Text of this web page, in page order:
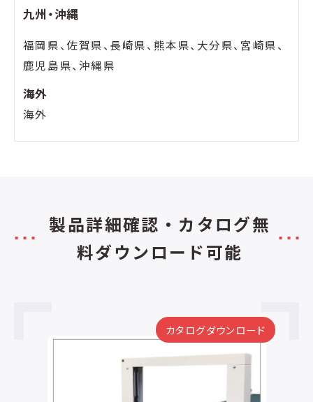
九州・沖縄
福岡県、佐賀県、長崎県、熊本県、大分県、宮崎県、
鹿児島県、沖縄県
海外
海外
製品詳細確認・カタログ無
料ダウンロード可能
カタログダウンロード